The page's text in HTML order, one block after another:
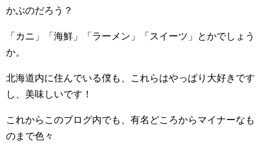
かぶのだろう？
「カニ」「海鮮」「ラーメン」「スイーツ」とかでしょう
か。
北海道内に住んでいる僕も、これらはやっぱり大好きです
し、美味しいです！
これからこのブログ内でも、有名どころからマイナーなも
のまで色々